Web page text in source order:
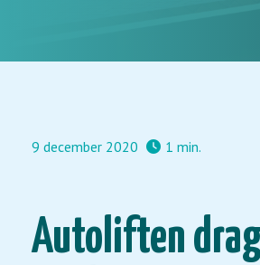
9 december 2020 1 min.
Autoliften